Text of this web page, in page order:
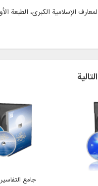
جامع التفاسير 3.0